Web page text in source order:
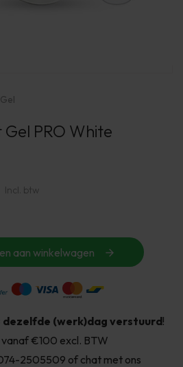
PRO White
Incl. btw
aan winkelwagen
dezelfde (werk)dag verstuurd!
vanaf €100 excl. BTW
2505509 of chat met ons